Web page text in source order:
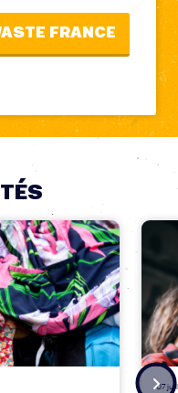
FRANCE
07